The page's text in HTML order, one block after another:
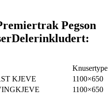
Pegson
Delerinkludert:
Knusertype
KJEVE
1100×650
1100×650